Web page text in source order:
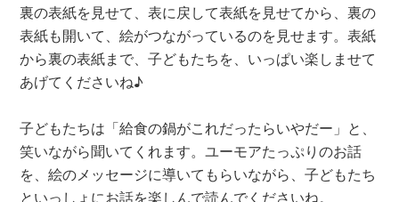
裏の表紙を見せて、表に戻して表紙を見せてから、裏の
表紙も開いて、絵がつながっているのを見せます。表紙
から裏の表紙まで、子どもたちを、いっぱい楽しませて
あげてくださいね♪
子どもたちは「給食の鍋がこれだったらいやだー」と、
笑いながら聞いてくれます。ユーモアたっぷりのお話
を、絵のメッセージに導いてもらいながら、子どもたち
といっしょにお話を楽しんで読んでくださいね。